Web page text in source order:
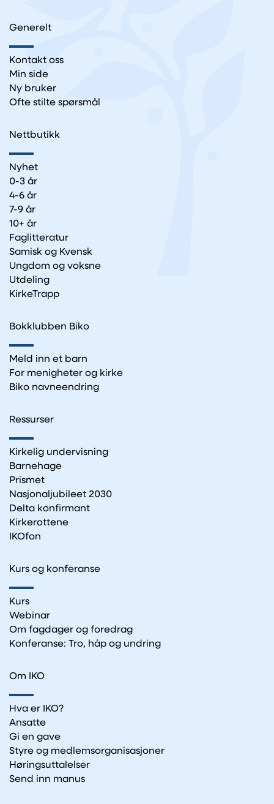
Generelt
Kontakt oss
Min side
Ny bruker
Ofte stilte spørsmål
Nettbutikk
Nyhet
0-3 år
4-6 år
7-9 år
10+ år
Faglitteratur
Samisk og Kvensk
Ungdom og voksne
Utdeling
KirkeTrapp
Bokklubben Biko
Meld inn et barn
For menigheter og kirke
Biko navneendring
Ressurser
Kirkelig undervisning
Barnehage
Prismet
Nasjonaljubileet 2030
Delta konfirmant
Kirkerottene
IKOfon
Kurs og konferanse
Kurs
Webinar
Om fagdager og foredrag
Konferanse: Tro, håp og undring
Om IKO
Hva er IKO?
Ansatte
Gi en gave
Styre og medlemsorganisasjoner
Høringsuttalelser
Send inn manus